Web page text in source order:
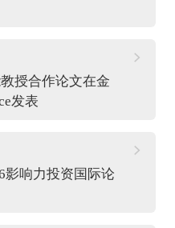
授合作论文在金
发表
影响力投资国际论